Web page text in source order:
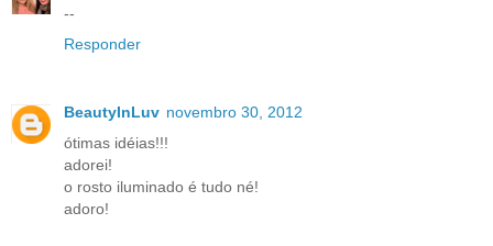
--
Responder
BeautyInLuv novembro 30, 2012
ótimas idéias!!!
adorei!
o rosto iluminado é tudo né!
adoro!